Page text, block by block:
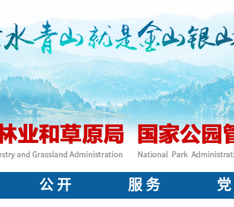
公 开 服 务